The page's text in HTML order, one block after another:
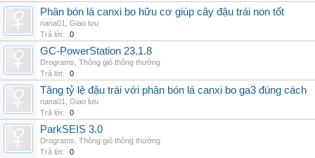
Phân bón lá canxi bo hữu cơ giúp cây đậu trái non tốt
nana01
Giao lưu
Trả lời:
0
GC-PowerStation 23.1.8
Drograms Thông gió thông thường
Trả lời:
0
Tăng tỷ lệ đậu trái với phân bón lá canxi bo ga3 đúng cách
nana01
Giao lưu
Trả lời:
0
ParkSEIS 3.0
Drograms Thông gió thông thường
Trả lời:
0